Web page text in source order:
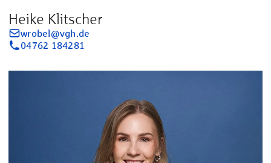
Heike Klitscher
wrobel@vgh.de
04762 184281